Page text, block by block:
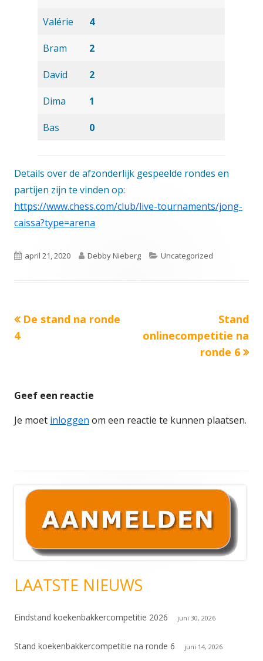
Valérie 4
Bram 2
David 2
Dima 1
Bas 0
Details over de afzonderlijk gespeelde rondes en
partijen zijn te vinden op:
https://www.chess.com/club/live-tournaments/jong-
caissa?type=arena
Gepubliceerd
april 21, 2020 Auteur
Debby Nieberg Categorieën
Uncategorized
Bericht
Vorige
De stand na ronde
4
bericht:
Stand
onlinecompetitie na
ronde 6
Geef een reactie
Je moet inloggen om een reactie te kunnen plaatsen.
Hoofd
sidebar
LAATSTE NIEUWS
Eindstand koekenbakkercompetitie 2026 juni 30, 2026
Stand koekenbakkercompetitie na ronde 6 juni 14, 2026